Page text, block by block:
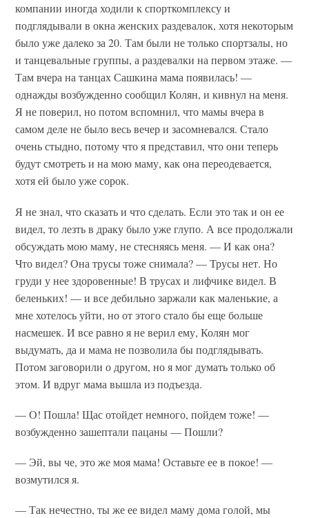
компании иногда ходили к спорткомплексу и
подглядывали в окна женских раздевалок, хотя некоторым
было уже далеко за 20. Там были не только спортзалы, но
и танцевальные группы, а раздевалки на первом этаже. —
Там вчера на танцах Сашкина мама появилась! —
однажды возбужденно сообщил Колян, и кивнул на меня.
Я не поверил, но потом вспомнил, что мамы вчера в
самом деле не было весь вечер и засомневался. Стало
очень стыдно, потому что я представил, что они теперь
будут смотреть и на мою маму, как она переодевается,
хотя ей было уже сорок.
Я не знал, что сказать и что сделать. Если это так и он ее
видел, то лезть в драку было уже глупо. А все продолжали
обсуждать мою маму, не стесняясь меня. — И как она?
Что видел? Она трусы тоже снимала? — Трусы нет. Но
груди у нее здоровенные! В трусах и лифчике видел. В
беленьких! — и все дебильно заржали как маленькие, а
мне хотелось уйти, но от этого стало бы еще больше
насмешек. И все равно я не верил ему, Колян мог
выдумать, да и мама не позволила бы подглядывать.
Потом заговорили о другом, но я мог думать только об
этом. И вдруг мама вышла из подъезда.
— О! Пошла! Щас отойдет немного, пойдем тоже! —
возбужденно зашептали пацаны — Пошли?
— Эй, вы че, это же моя мама! Оставьте ее в покое! —
возмутился я.
— Так нечестно, ты же ее видел маму дома голой, мы